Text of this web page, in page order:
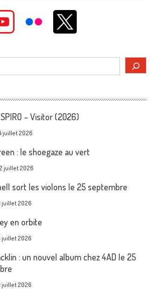
– Visitor (2026)
juillet 2026
: le shoegaze au vert
juillet 2026
sort les violons le 25 septembre
juillet 2026
en orbite
juillet 2026
: un nouvel album chez 4AD le 25
juillet 2026